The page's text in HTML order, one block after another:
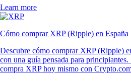
Learn more
Cómo comprar XRP (Ripple) en España
Descubre cómo comprar XRP (Ripple)
con una guía pensada para
compra XRP hoy mismo con